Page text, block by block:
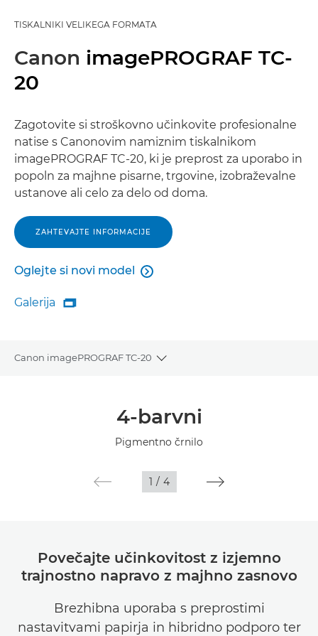
TISKALNIKI VELIKEGA FORMATA
Canon imagePROGRAF TC-
20
Zagotovite si stroškovno učinkovite profesionalne
natise s Canonovim namiznim tiskalnikom
imagePROGRAF TC-20, ki je preprost za uporabo in
popoln za majhne pisarne, trgovine, izobraževalne
ustanove ali celo za delo od doma.
ZAHTEVAJTE INFORMACIJE
Oglejte si novi model
Oglejte si novi model

Galerija
Galerija

Canon imagePROGRAF TC-20
Toggle breadcrumbs
4-barvni
Pigmentno črnilo
1 / 4
Povečajte učinkovitost z izjemno
trajnostno napravo z majhno zasnovo
Brezhibna uporaba s preprostimi
nastavitvami papirja in hibridno podporo ter